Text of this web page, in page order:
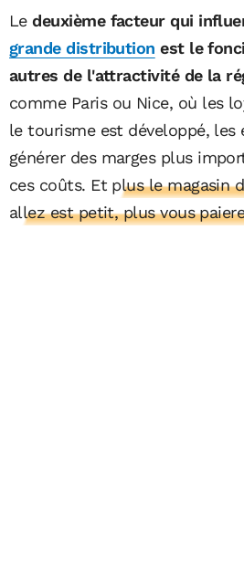
Ledeuxième facteur qui
grande distribution est le
autres de l'attractivité de la
comme Paris ou Nice, où les
le tourisme est développé, les
générer des marges plus
ces coûts. Etplus le magasin
allez est petit, plus vous